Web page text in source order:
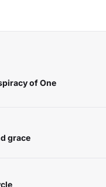
of One
grace